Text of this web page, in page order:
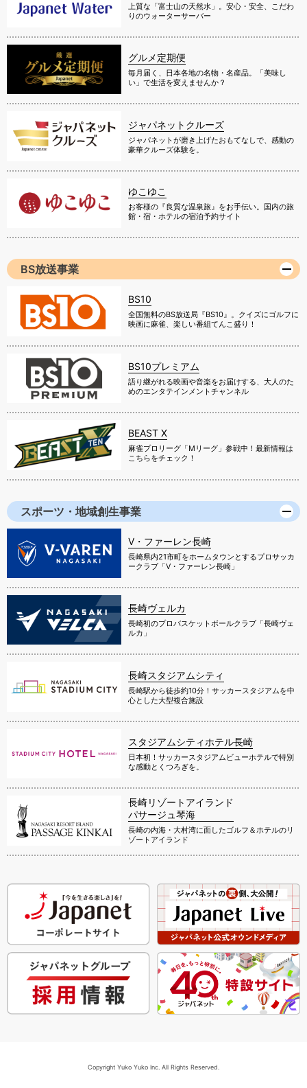
上質な「富士山の天然水」。安心・安全、こだわ
りのウォーターサーバー
グルメ定期便
毎月届く、日本各地の名物・名産品。「美味し
い」で生活を変えませんか？
ジャパネットクルーズ
ジャパネットが磨き上げたおもてなしで、感動の
豪華クルーズ体験を。
ゆこゆこ
お客様の『良質な温泉旅』をお手伝い。国内の旅
館・宿・ホテルの宿泊予約サイト
BS放送事業
BS10
全国無料のBS放送局『BS10』。クイズにゴルフに
映画に麻雀、楽しい番組てんこ盛り！
BS10プレミアム
語り継がれる映画や音楽をお届けする、大人のた
めのエンタテインメントチャンネル
BEAST X
麻雀プロリーグ「Mリーグ」参戦中！最新情報は
こちらをチェック！
スポーツ・地域創生事業
V・ファーレン長崎
長崎県内21市町をホームタウンとするプロサッカ
ークラブ「V・ファーレン長崎」
長崎ヴェルカ
長崎初のプロバスケットボールクラブ「長崎ヴェ
ルカ」
長崎スタジアムシティ
長崎駅から徒歩約10分！サッカースタジアムを中
心とした大型複合施設
スタジアムシティホテル長崎
日本初！サッカースタジアムビューホテルで特別
な感動とくつろぎを。
長崎リゾートアイランド
パサージュ琴海
長崎の内海・大村湾に面したゴルフ＆ホテルのリ
ゾートアイランド
Copyright Yuko Yuko Inc. All Rights Reserved.